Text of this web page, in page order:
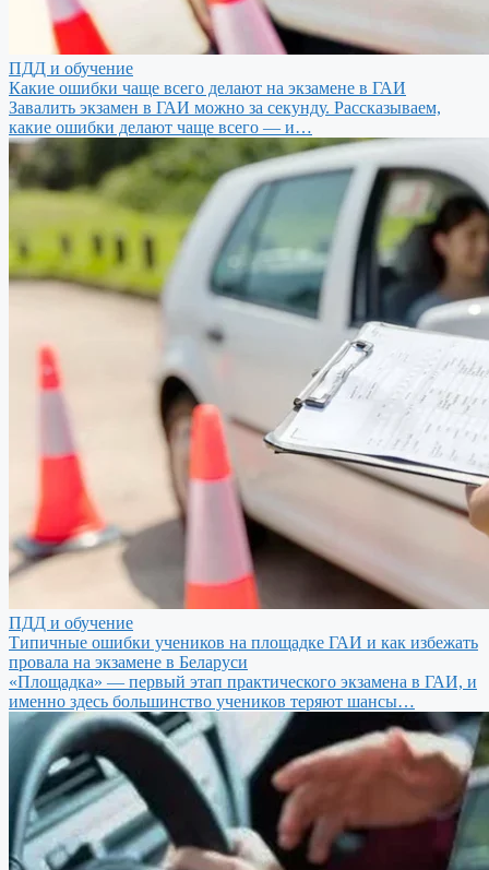
ПДД и обучение
Какие ошибки чаще всего делают на экзамене в ГАИ
Завалить экзамен в ГАИ можно за секунду. Рассказываем,
какие ошибки делают чаще всего — и…
ПДД и обучение
Типичные ошибки учеников на площадке ГАИ и как избежать
провала на экзамене в Беларуси
«Площадка» — первый этап практического экзамена в ГАИ, и
именно здесь большинство учеников теряют шансы…